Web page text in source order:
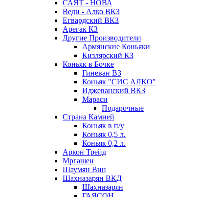
САЯТ - НОВА
Веди - Алко ВКЗ
Егвардский ВКЗ
Арегак КЗ
Другие Производители
Армянские Коньяки
Кизлярский КЗ
Коньяк в Бочке
Гиневан ВЗ
Коньяк "СИС АЛКО"
Иджеванский ВКЗ
Мараси
Подарочные
Страна Камней
Коньяк в п/у
Коньяк 0,5 л.
Коньяк 0,2 л.
Аркон Трейд
Мргашен
Шаумян Вин
Шахназарян ВКД
Шахназарян